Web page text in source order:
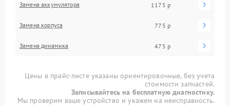
Замена аккумулятора 1175 р
Замена корпуса 775 р
Замена динамика 475 р
Цены в прайс-листе указаны ориентировочные, без учета
стоимости запчастей.
Записывайтесь на бесплатную диагностику.
Мы проверим ваше устройство и укажем на неисправность.